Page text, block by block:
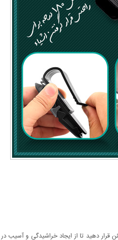
دهید تا از ایجاد خراشیدگی و آسیب